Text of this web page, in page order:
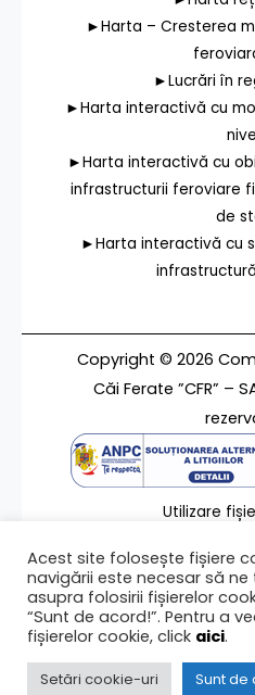
►Harta – Cresterea
►Lucrări în
►Harta interactivă cu
►Harta interactivă cu
infrastructurii feroviare
de
►Harta interactivă cu
Copyright © 2026
Căi Ferate ”CFR” –
Utilizare
Ultima modificare a
Acest site folosește fișiere
navigării este necesar să
asupra folosirii fișierelor
“Sunt de acord!”. Pentru a
fișierelor cookie, click aici.
Setări cookie-uri Sunt de